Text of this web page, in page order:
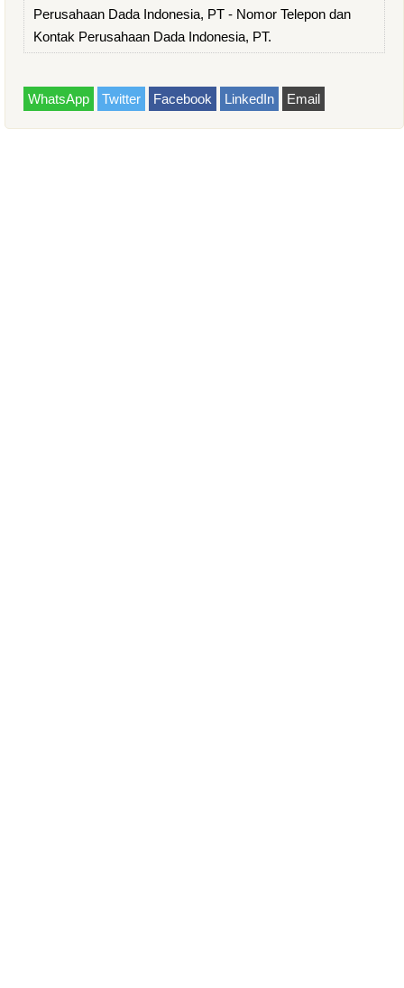
Perusahaan Dada Indonesia, PT - Nomor Telepon dan
Kontak Perusahaan Dada Indonesia, PT.
WhatsApp Twitter Facebook LinkedIn Email